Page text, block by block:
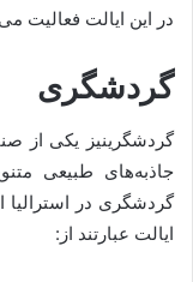
در این ایالت فعالیت
گردشگری
گردشگرینیز یکی از
جاذبه‌های طبیعی
گردشگری در
ایالت عبارتند از: